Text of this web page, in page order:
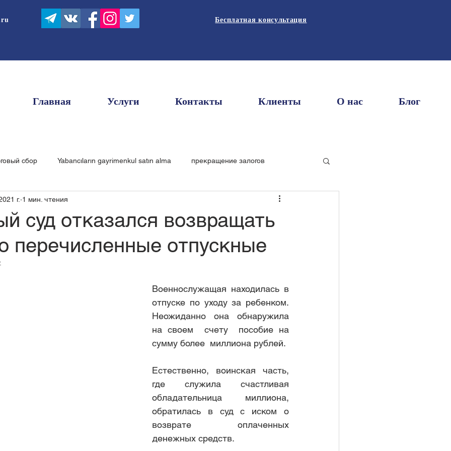
Бесплатная консультация
Главная Услуги Контакты Клиенты О нас Блог
сбор Yabancıların gayrimenkul satın alma прекращение залогов
услуга
подразделения при обнаружении недостатков автомоб
Арендатору не позволяют вывозить об
машино-место
покупка недвижимости иностранными г
суд отказался возвращать
перечисленные отпускные
г. 1 мин. чтения
Военнослужащая находилась в
отпуске по уходу за ребенком.
Неожиданно она обнаружила
на своем  счету  пособие на
сумму более  миллиона рублей.
Естественно, воинская часть,
где служила счастливая
обладательница миллиона,
обратилась в суд с иском о
возврате оплаченных
денежных средств.